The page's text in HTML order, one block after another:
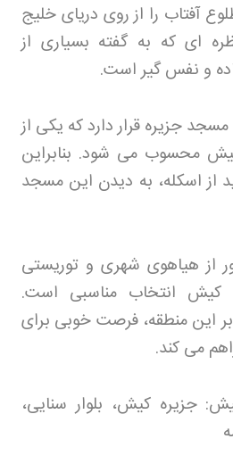
آفتاب را از روی دریای خلیج
ای که به گفته بسیاری از
و نفس گیر است.
جزیره قرار دارد که یکی از
محسوب می شود. بنابراین
از اسکله، به دیدن این مسجد
از هیاهوی شهری و توریستی
کیش انتخاب مناسبی است.
این منطقه، فرصت خوبی برای
می کند.
جزیره کیش، بلوار سنایی،